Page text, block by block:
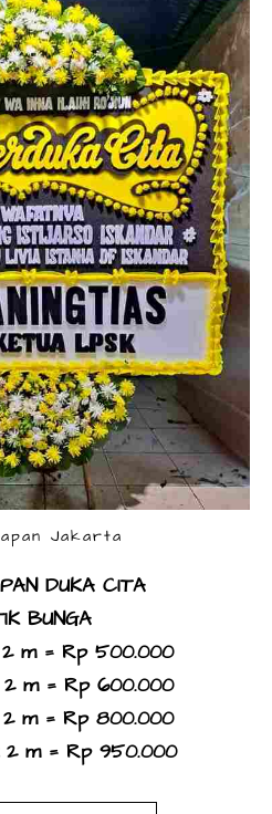
Jakarta
DUKA CITA
BUNGA
2 m = Rp 500.000
2 m = Rp 600.000
2 m = Rp 800.000
2 m = Rp 950.000